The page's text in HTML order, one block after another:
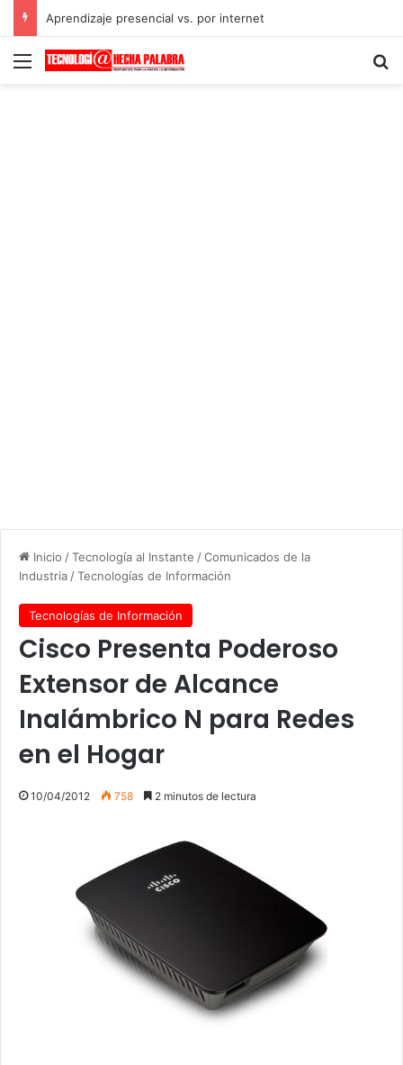
Aprendizaje presencial vs. por internet
Menú
Inicio /Tecnología al Instante /Comunicados de la
Industria /Tecnologías de Información
Tecnologías de Información
Cisco Presenta Poderoso
Extensor de Alcance
Inalámbrico N para Redes
en el Hogar
10/04/2012 758 2 minutos de lectura